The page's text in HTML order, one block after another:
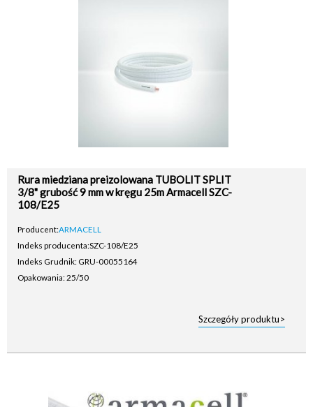
Rura miedziana preizolowana TUBOLIT SPLIT
3/8" grubość 9 mm w kręgu 25m Armacell SZC-
108/E25
Producent:ARMACELL
Indeks producenta:SZC-108/E25
Indeks Grudnik: GRU-00055164
Opakowania: 25/50
Szczegóły produktu>